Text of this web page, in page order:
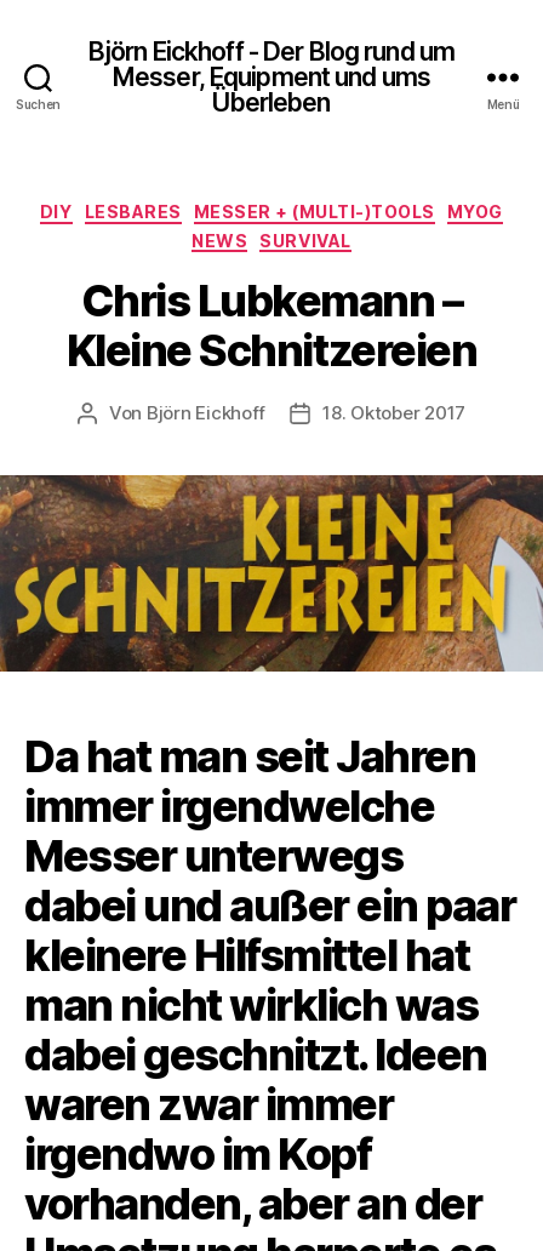
Suchen
Björn Eickhoff - Der Blog rund um
Messer, Equipment und ums
Überleben
Menü
Kategorien
DIY LESBARES MESSER + (MULTI-)TOOLS
MYOG
NEWS
SURVIVAL
Chris Lubkemann –
Kleine Schnitzereien
Beitragsautor
Von Björn Eickhoff Veröffentlichungsdatum
18. Oktober 2017
Da hat man seit Jahren
immer irgendwelche
Messer unterwegs
dabei und außer ein paar
kleinere Hilfsmittel hat
man nicht wirklich was
dabei geschnitzt. Ideen
waren zwar immer
irgendwo im Kopf
vorhanden, aber an der